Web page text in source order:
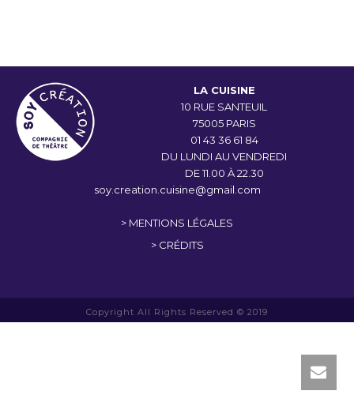
LA CUISINE
10 RUE SANTEUIL
75005 PARIS
01 43 36 61 84
DU LUNDI AU VENDREDI
DE 11.00 À 22.30
soy.creation.cuisine@gmail.com
> MENTIONS LÉGALES
> CRÉDITS
Copyright All Rights Reserved © 2019